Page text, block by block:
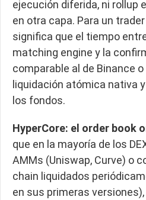
ejecución diferida, ni rollup
en otra capa. Para un
significa que el tiempo
matching engine y la
comparable al de Binance
liquidación atómica nativa
los fondos.
HyperCore: el order book
que en la mayoría de los
AMMs (Uniswap, Curve) o
chain liquidados
en sus primeras